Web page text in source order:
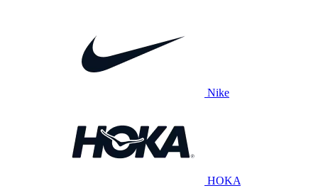
Nike
HOKA